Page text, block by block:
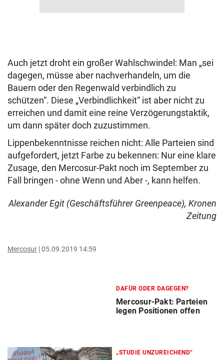
Auch jetzt droht ein großer Wahlschwindel: Man „sei
dagegen, müsse aber nachverhandeln, um die
Bauern oder den Regenwald verbindlich zu
schützen“. Diese „Verbindlichkeit“ ist aber nicht zu
erreichen und damit eine reine Verzögerungstaktik,
um dann später doch zuzustimmen.
Lippenbekenntnisse reichen nicht: Alle Parteien sind
aufgefordert, jetzt Farbe zu bekennen: Nur eine klare
Zusage, den Mercosur-Pakt noch im September zu
Fall bringen - ohne Wenn und Aber -, kann helfen.
Alexander Egit (Geschäftsführer Greenpeace), Kronen
Zeitung
Mercosur 05.09.2019 14:59
DAFÜR ODER DAGEGEN?
Mercosur-Pakt: Parteien
legen Positionen offen
„STUDIE UNZUREICHEND“